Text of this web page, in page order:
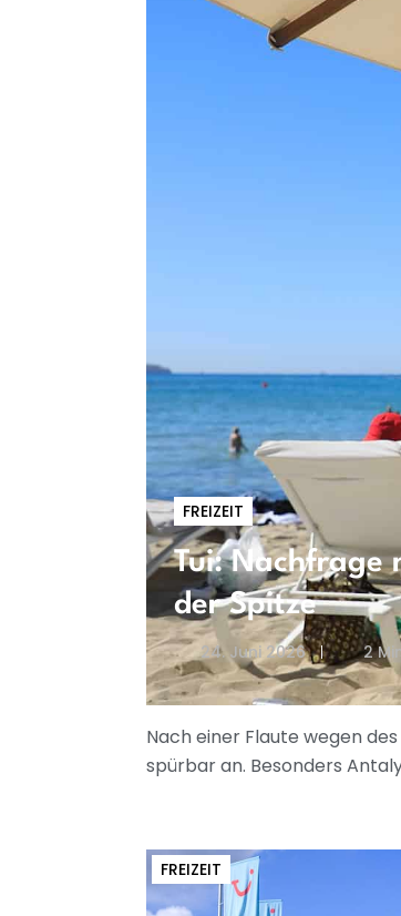
FREIZEIT
Tui: Nachfrage
der Spitze
24. Juni 2026 2
Nach einer Flaute wegen
spürbar an. Besonders
FREIZEIT